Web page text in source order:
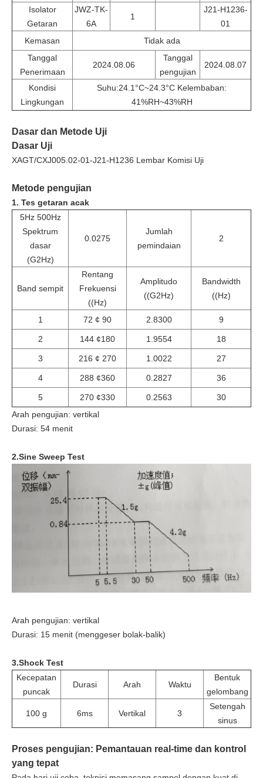
Isolator
Getaran
JWZ-TK-
6A
1
J21-H1236-
01
Kemasan
Tidak ada
Tanggal
Penerimaan
2024.08.06
Tanggal
pengujian
2024.08.07
Kondisi
Lingkungan
Suhu:24.1°C~24.3°C Kelembaban:
41%RH~43%RH
Dasar dan Metode Uji
Dasar Uji
XAGT/CXJ005.02-01-J21-H1236 Lembar Komisi Uji
Metode pengujian
1. Tes getaran acak
5Hz 500Hz
Spektrum
dasar
(G2Hz)
0.0275
Jumlah
pemindaian
2
Band sempit
Rentang
Frekuensi
((Hz)
Amplitudo
((G2Hz)
Bandwidth
((Hz)
1 72 ¢ 90 2.8300 9
2 144 ¢180 1.9554 18
3 216 ¢ 270 1.0022 27
4 288 ¢360 0.2827 36
5 270 ¢330 0.2563
30
Arah pengujian: vertikal
Durasi: 54 menit
2.Sine Sweep Test
Arah pengujian: vertikal
Durasi: 15 menit (menggeser bolak-balik)
3.Shock Test
Kecepatan
puncak
Durasi Arah Waktu
Bentuk
gelombang
100 g 6ms Vertikal 3
Setengah
sinus
Proses pengujian: Pemantauan real-time dan kontrol
yang tepat